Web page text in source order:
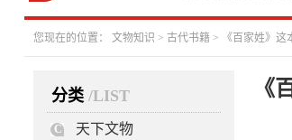
您现在的位置： 文物知识 > 古代书籍 > 《百家姓》这
分类/LIST
C 天下文物
《